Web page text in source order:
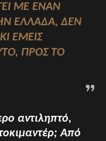
ΜΕ ΈΝΑΝ
ΕΛΛΆΔΑ, ΔΕΝ
ΕΜΕΊΣ
ΠΡΟΣ ΤΟ
αντιληπτό,
Από